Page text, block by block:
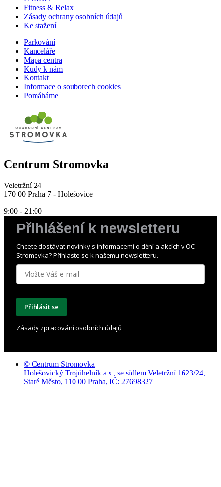
Fitness & Relax
Zásady ochrany osobních údajů
Ke stažení
Parkování
Kanceláře
Mapa centra
Kudy k nám
Kontakt
Informace o souborech cookies
Pomáháme
Centrum Stromovka
Veletržní 24
170 00 Praha 7 - Holešovice
9:00 - 21:00
Přihlášení k newsletteru
Chcete dostávat novinky s informacemi o dění a akcích v OC
Stromovka? Přihlaste se k našemu newsletteru.
Přihlásit se
Zásady zpracování osobních údajů
© Centrum Stromovka
Holešovický Trojúhelník a.s., se sídlem Veletržní 1623/24,
Staré Město, 110 00 Praha, IČ: 27698327